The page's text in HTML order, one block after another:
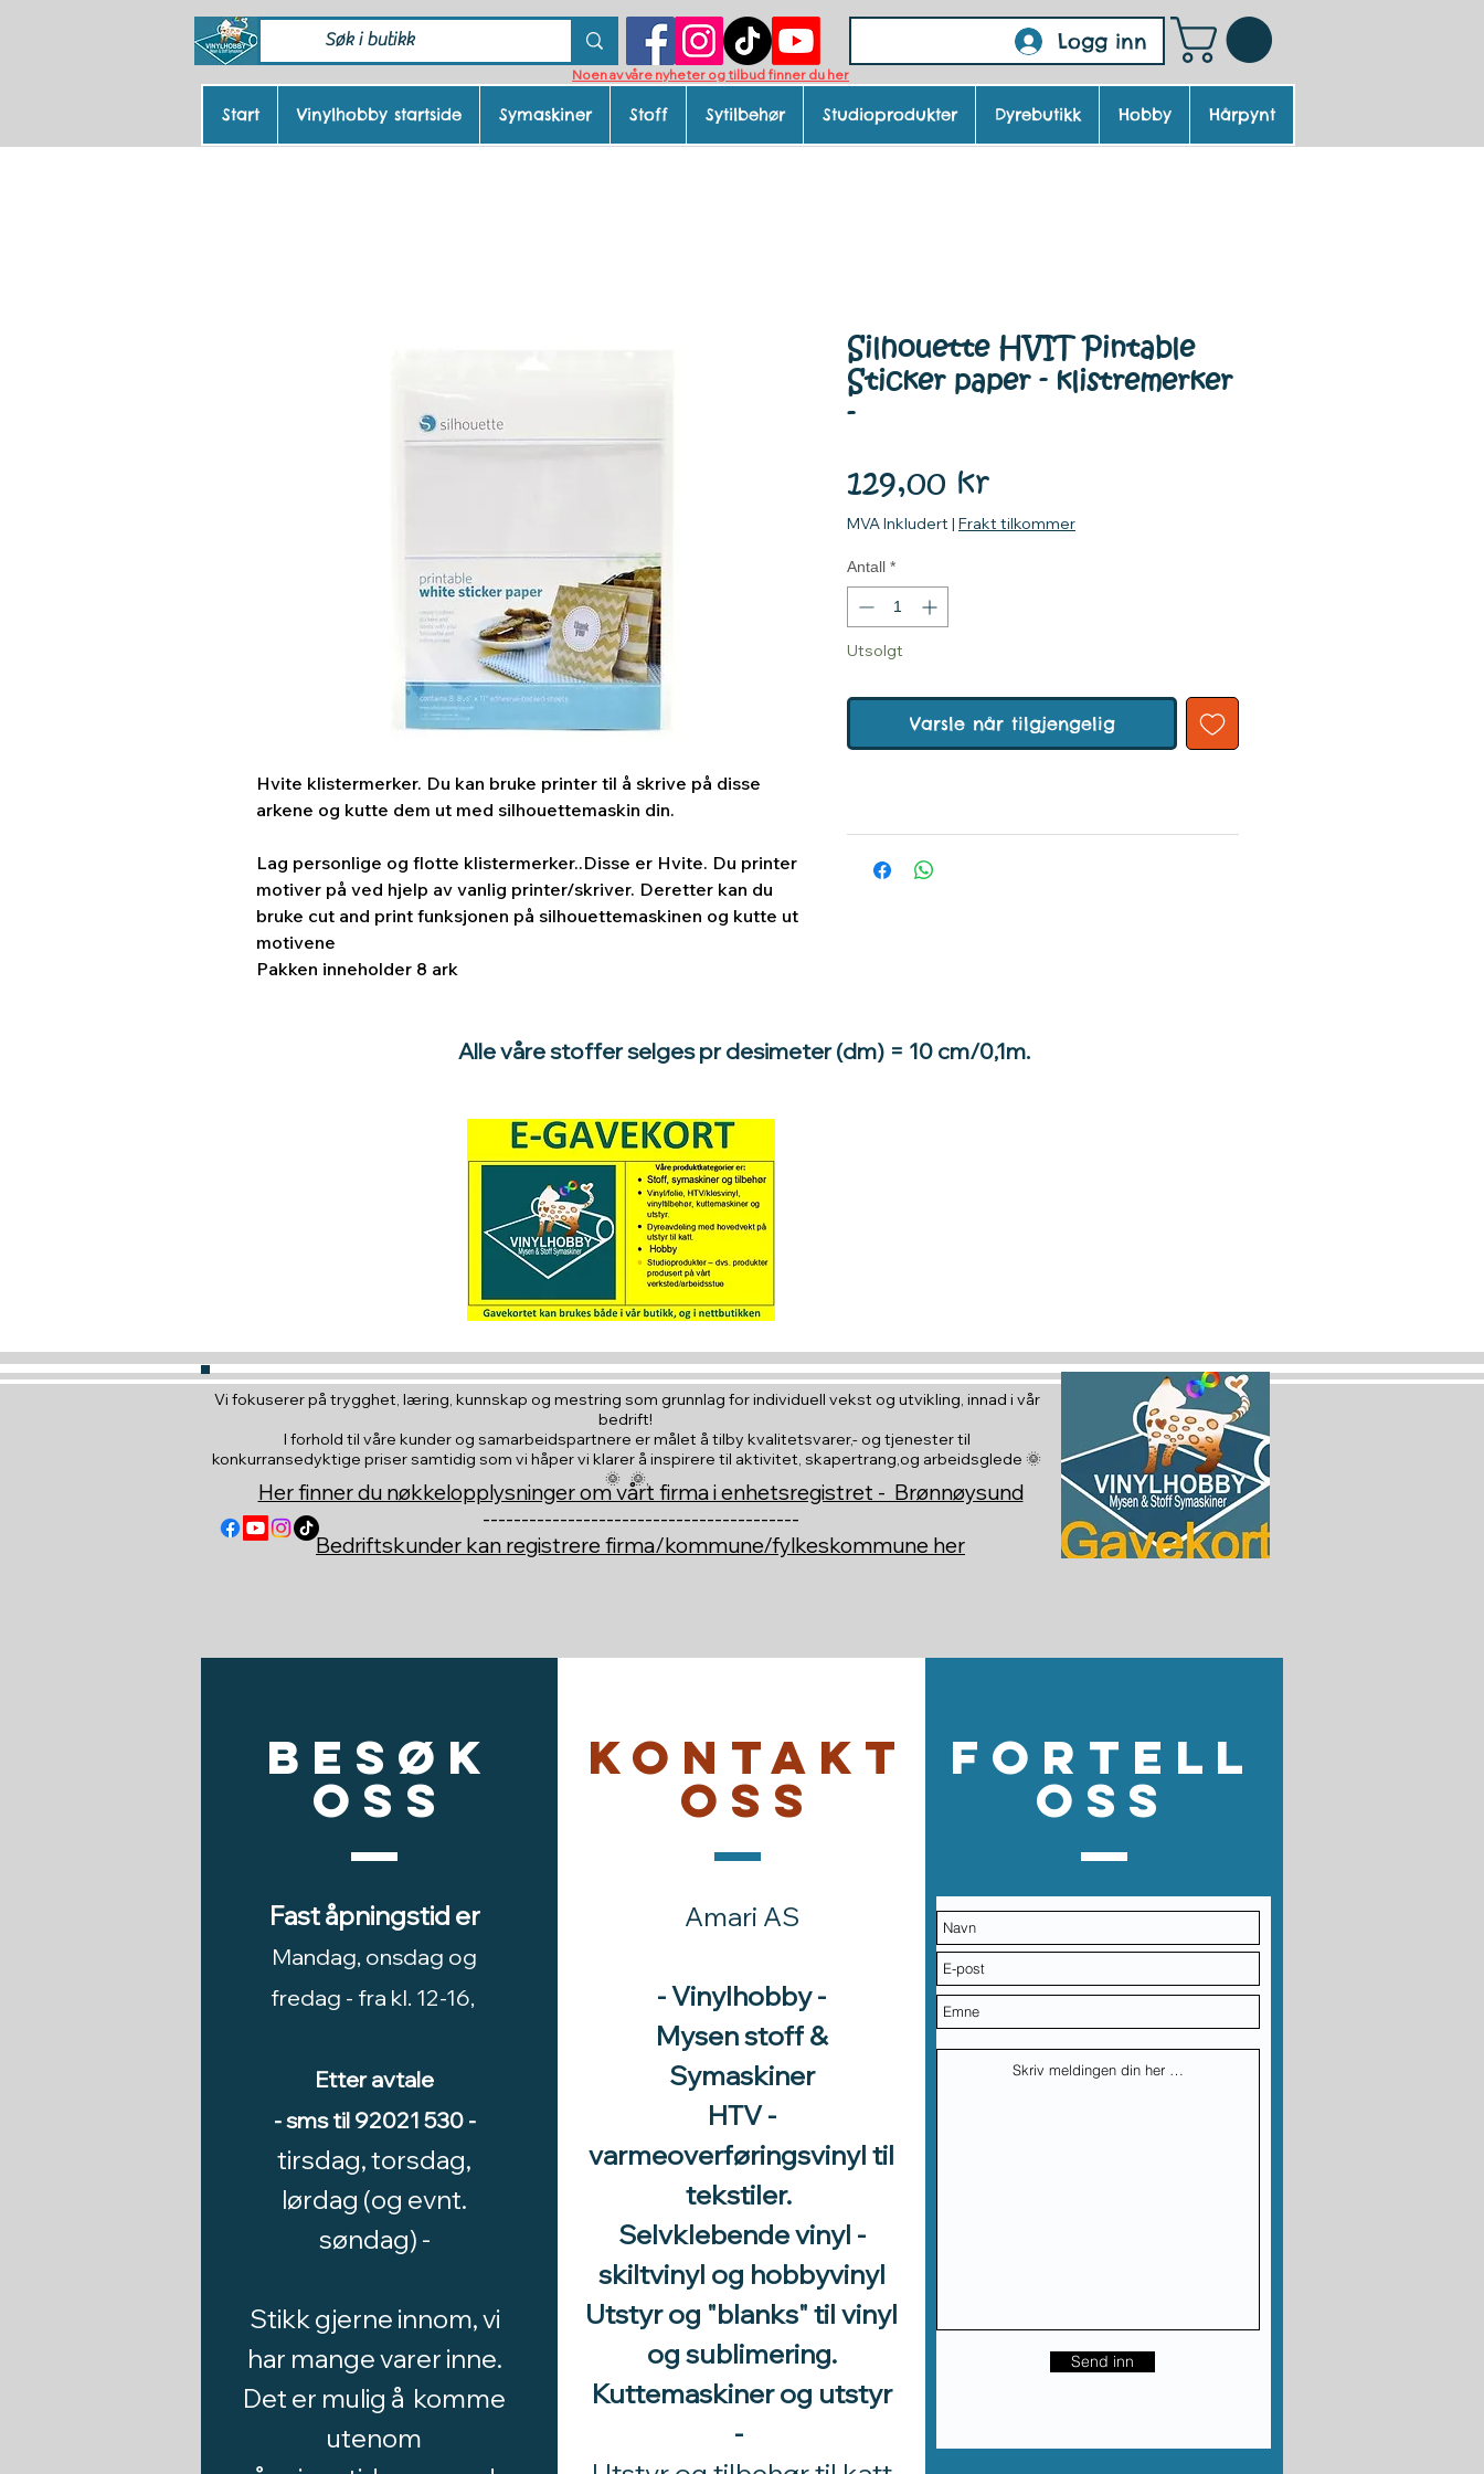
Logg inn
Noen av våre nyheter og tilbud finner du her
Hvite klistermerker. Du kan bruke printer til å skrive på disse
arkene og kutte dem ut med silhouettemaskin din.
Lag personlige og flotte klistermerker..Disse er Hvite. Du printer
motiver på ved hjelp av vanlig printer/skriver. Deretter kan du
bruke cut and print funksjonen på silhouettemaskinen og kutte ut
motivene
Pakken inneholder 8 ark
Silhouette HVIT Pintable
Sticker paper - klistremerker
-
129,00 krPris
MVA Inkludert | Frakt tilkommer
Antall *
Utsolgt
Varsle når tilgjengelig
Alle våre stoffer selges pr desimeter (dm) = 10 cm/0,1m.
Start Vinylhobby startside Symaskiner Stoff Sytilbehør Studioprodukter Dyrebutikk Hobby Hårpynt
Vi fokuserer på trygghet, læring, kunnskap og mestring som grunnlag for individuell vekst og utvikling, innad i vår
bedrift!
I forhold til våre kunder og samarbeidspartnere er målet å tilby kvalitetsvarer,- og tjenester til
konkurransedyktige priser samtidig som vi håper vi klarer å inspirere til aktivitet, skapertrang,og arbeidsglede 🌞
🌞 🌞,
Her finner du nøkkelopplysninger om vårt firma i enhetsregistret - Brønnøysund
-----------------------------------------
Bedriftskunder kan registrere firma/kommune/fylkeskommune her
Besøk
oss
Fast åpningstid er
Mandag, onsdag og
fredag - fra kl. 12-16,
Etter avtale
- sms til 92021 530 -
tirsdag, torsdag,
lørdag (og evnt.
søndag) -
Stikk gjerne innom, vi
har mange varer inne.
Det er mulig å komme
utenom
Kontakt
oss
Amari AS
- Vinylhobby -
Mysen stoff &
Symaskiner
HTV -
varmeoverføringsvinyl til
tekstiler.
Selvklebende vinyl -
skiltvinyl og hobbyvinyl
Utstyr og "blanks" til vinyl
og sublimering.
Kuttemaskiner og utstyr
-
Fortell
oss
Send inn